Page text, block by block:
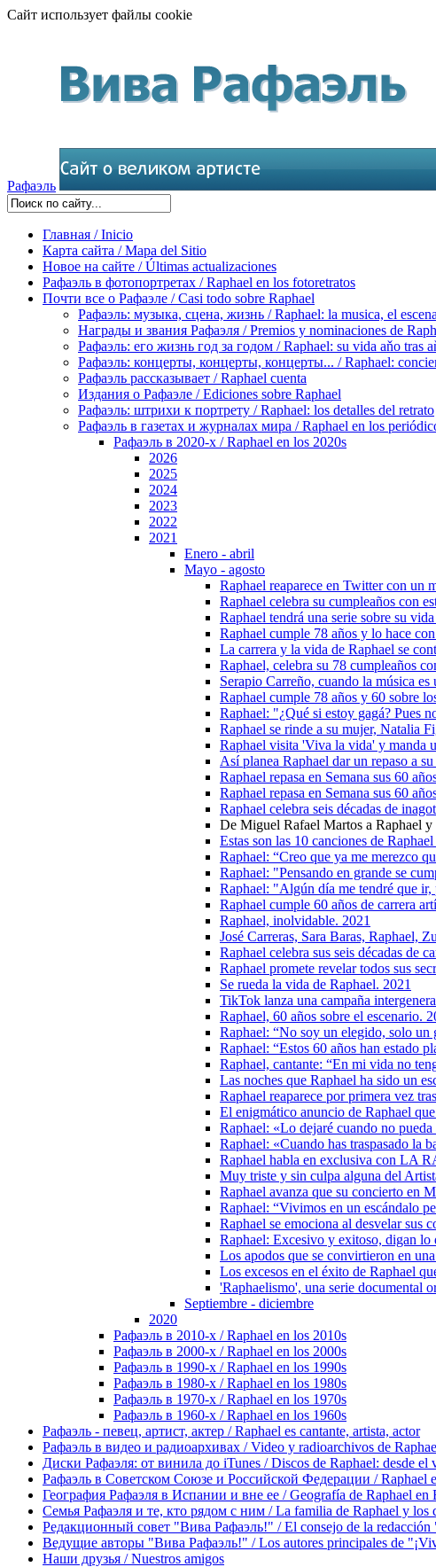
Сайт использует файлы cookie
Рафаэль
Главная / Inicio
Карта сайта / Mapa del Sitio
Новое на сайте / Últimas actualizaciones
Рафаэль в фотопортретах / Raphael en los fotoretratos
Почти все о Рафаэле / Casi todo sobre Raphael
Рафаэль: музыка, сцена, жизнь / Raphael: la musica, el
Награды и звания Рафаэля / Premios y nominaciones de
Рафаэль: его жизнь год за годом / Raphael: su vida aňo tras
Рафаэль: концерты, концерты, концерты... / Raphael:
Рафаэль рассказывает / Raphael cuenta
Издания о Рафаэле / Ediciones sobre Raphael
Рафаэль: штрихи к портрету / Raphael: los detalles del retrato
Рафаэль в газетах и журналах мира / Raphael en los
Рафаэль в 2020-х / Raphael en los 2020s
2026
2025
2024
2023
2022
2021
Enero - abril
Mayo - agosto
Raphael reaparece en Twitter con un
Raphael celebra su cumpleaños con
Raphael tendrá una serie sobre su
Raphael cumple 78 años y lo hace
La carrera y la vida de Raphael se
Raphael, celebra su 78 cumpleaños
Serapio Carreño, cuando la música
Raphael cumple 78 años y 60 sobre
Raphael: "¿Qué si estoy gagá? Pues
Raphael se rinde a su mujer, Natalia
Raphael visita 'Viva la vida' y manda
Así planea Raphael dar un repaso a
Raphael repasa en Semana sus 60
Raphael repasa en Semana sus 60
Raphael celebra seis décadas de
De Miguel Rafael Martos a Raphael y
Estas son las 10 canciones de
Raphael: “Creo que ya me merezco
Raphael: "Pensando en grande se
Raphael: "Algún día me tendré que
Raphael cumple 60 años de carrera
Raphael, inolvidable. 2021
José Carreras, Sara Baras, Raphael,
Raphael celebra sus seis décadas de
Raphael promete revelar todos sus
Se rueda la vida de Raphael. 2021
TikTok lanza una campaña
Raphael, 60 años sobre el escenario.
Raphael: “No soy un elegido, solo un
Raphael: “Estos 60 años han estado
Raphael, cantante: “En mi vida no
Las noches que Raphael ha sido un
Raphael reaparece por primera vez
El enigmático anuncio de Raphael
Raphael: «Lo dejaré cuando no
Raphael: «Cuando has traspasado la
Raphael habla en exclusiva con LA
Muy triste y sin culpa alguna del
Raphael avanza que su concierto en
Raphael: “Vivimos en un escándalo
Raphael se emociona al desvelar sus
Raphael: Excesivo y exitoso, digan lo
Los apodos que se convirtieron en
Los excesos en el éxito de Raphael
'Raphaelismo', una serie documental
Septiembre - diciembre
2020
Рафаэль в 2010-х / Raphael en los 2010s
Рафаэль в 2000-х / Raphael en los 2000s
Рафаэль в 1990-х / Raphael en los 1990s
Рафаэль в 1980-х / Raphael en los 1980s
Рафаэль в 1970-х / Raphael en los 1970s
Рафаэль в 1960-х / Raphael en los 1960s
Рафаэль - певец, артист, актер / Raphael es cantante, artista, actor
Рафаэль в видео и радиоархивах / Video y radioarchivos de
Диски Рафаэля: от винила до iTunes / Discos de Raphael: desde el
Рафаэль в Советском Союзе и Российской Федерации / Raphael
География Рафаэля в Испании и вне ее / Geografía de Raphael en
Семья Рафаэля и те, кто рядом с ним / La familia de Raphael y los
Редакционный совет "Вива Рафаэль!" / El consejo de la redacción
Ведущие авторы "Вива Рафаэль!" / Los autores principales de
Наши друзья / Nuestros amigos